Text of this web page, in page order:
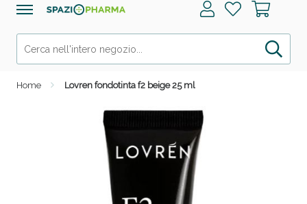
Home Lovren fondotinta f2 beige 25 ml
Drenanti e Pancia Piatta: Sconti fino al 55% validi
solo per OGGI!